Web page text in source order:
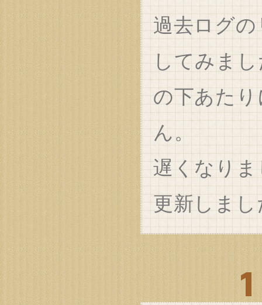
過去ログ
してみま
の下あた
ん。
遅くなり
更新しまし